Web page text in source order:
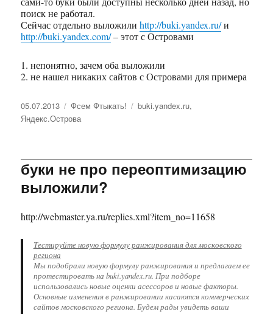
поиск не работал.
Сейчас отдельно выложилиhttp://buki.yandex.ru/и
http://buki.yandex.com/– этот с Островами
1. непонятно, зачем оба выложили
2. не нашел никаких сайтов с Островами для примера
Опубликовано
05.07.2013 Рубрики
Фсем Фтыкать! Метки
buki.yandex.ru,
Яндекс.Острова
буки не про переоптимизацию
выложили?
http://webmaster.ya.ru/replies.xml?item_no=11658
Тестируйте новую формулу ранжирования для московского
региона
Мы подобрали новую формулу ранжирования и предлагаем ее
протестировать на buki.yandex.ru. При подборе
использовались новые оценки асессоров и новые факторы.
Основные изменения в ранжировании касаются коммерческих
сайтов московского региона. Будем рады увидеть ваши